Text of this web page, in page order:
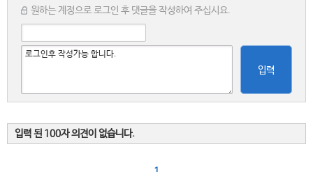
원하는 계정으로 로그인 후 댓글을 작성하여 주십시요.
입력
입력 된 100자 의견이 없습니다.